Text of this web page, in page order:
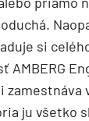
si
AMBERG
zamestnáva
ju všetko